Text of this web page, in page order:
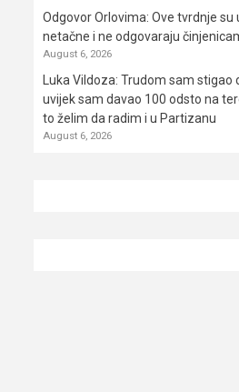
Odgovor Orlovima: ​Ove tvrdnje su
netačne i ne odgovaraju
August 6, 2026
Luka Vildoza: Trudom sam stigao
uvijek sam davao 100 odsto na
to želim da radim i u Partizanu
August 6, 2026